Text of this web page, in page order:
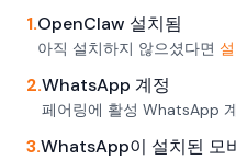
1.OpenClaw 설치됨
아직 설치하지 않으셨다면
2.WhatsApp 계정
페어링에 활성 WhatsApp
3.WhatsApp이 설치된 모